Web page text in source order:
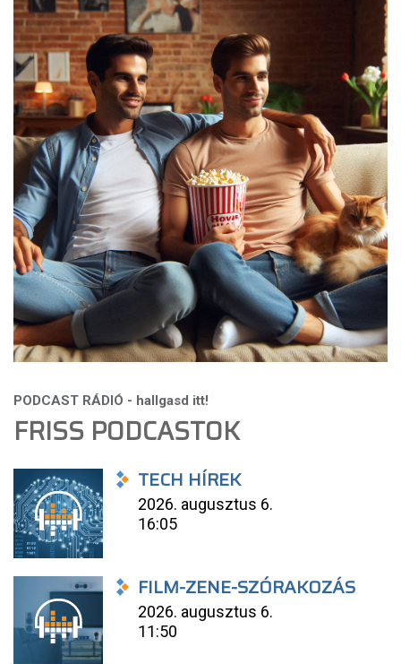
FRISS PODCASTOK
TECH HÍREK
2026. augusztus 6.
16:05
FILM-ZENE-SZÓRAKOZÁS
2026. augusztus 6.
11:50